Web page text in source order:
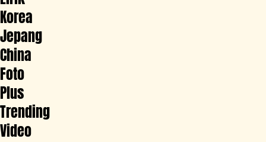
Korea
Jepang
China
Foto
Plus
Trending
Video